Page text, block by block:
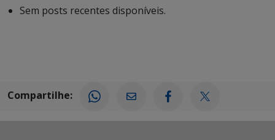
Sem posts recentes disponíveis.
Compartilhe: